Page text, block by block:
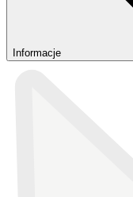
Informacje